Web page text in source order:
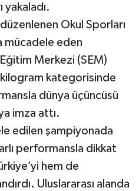
yakaladı.
Okul Sporları
mücadele eden
Merkezi (SEM)
kategorisinde
dünya üçüncüsü
imza attı.
edilen şampiyonada
performansla dikkat
hem de
Uluslararası alanda